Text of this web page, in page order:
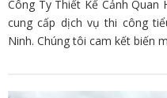
Công Ty Thiết Kế Cảnh
cung cấp dịch vụ thi công
Ninh. Chúng tôi cam kết biến